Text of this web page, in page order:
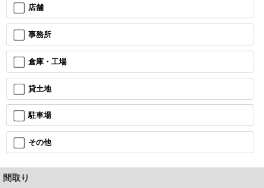
店舗
事務所
倉庫・工場
貸土地
駐車場
その他
間取り